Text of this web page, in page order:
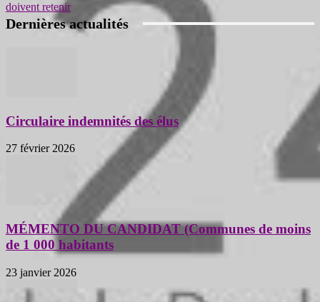
doivent retenir
Dernières actualités
Circulaire indemnités des élus
27 février 2026
MÉMENTO DU CANDIDAT (Communes de moins
de 1 000 habitants
23 janvier 2026